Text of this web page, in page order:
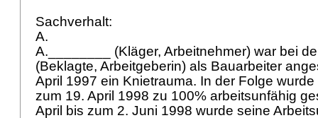
Sachverhalt:
A.
A.________ (Kläger, Arbeitnehmer) war bei
(Beklagte, Arbeitgeberin) als Bauarbeiter
April 1997 ein Knietrauma. In der Folge
zum 19. April 1998 zu 100% arbeitsunfähig
April bis zum 2. Juni 1998 wurde seine